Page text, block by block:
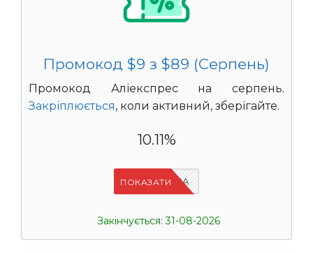
Промокод $9 з $89 (Серпень)
Промокод Аліекспрес на серпень.
Закріплюється, коли активний, зберігайте.
10.11%
IFPN6ZUA
ПОКАЗАТИ
Закінчується: 31-08-2026